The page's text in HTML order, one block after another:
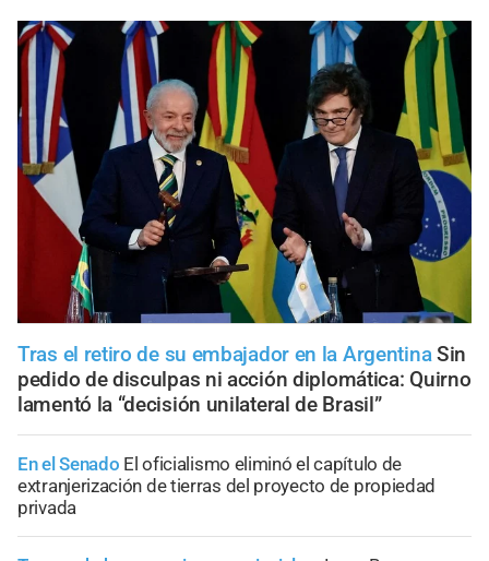
Tras el retiro de su embajador en la Argentina Sin
pedido de disculpas ni acción diplomática: Quirno
lamentó la “decisión unilateral de Brasil”
En el Senado El oficialismo eliminó el capítulo de
extranjerización de tierras del proyecto de propiedad
privada